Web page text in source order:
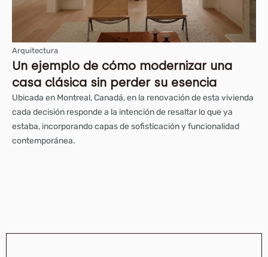
Arquitectura
Un ejemplo de cómo modernizar una
casa clásica sin perder su esencia
Ubicada en Montreal, Canadá, en la renovación de esta vivienda
cada decisión responde a la intención de resaltar lo que ya
estaba, incorporando capas de sofisticación y funcionalidad
contemporánea.